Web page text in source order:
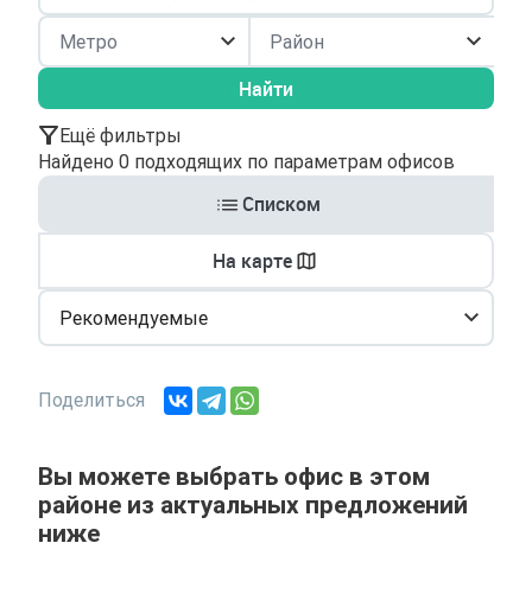
Район
Найти
Ещё фильтры
Найдено 0 подходящих по параметрам офисов
Списком
На карте
Рекомендуемые
Поделиться
Вы можете выбрать офис в этом
районе из актуальных предложений
ниже